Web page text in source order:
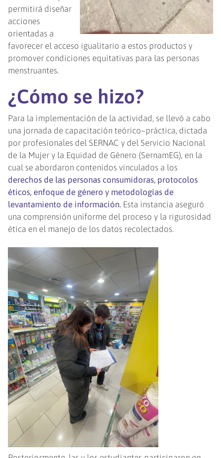
permitirá diseñar
acciones
orientadas a
favorecer el acceso igualitario a estos productos y
promover condiciones equitativas para las personas
menstruantes.
¿Cómo se hizo?
Para la implementación de la actividad, se llevó a cabo
una jornada de capacitación teórico–práctica, dictada
por profesionales del SERNAC y del Servicio Nacional
de la Mujer y la Equidad de Género (SernamEG), en la
cual se abordaron contenidos vinculados a los
derechos de las personas consumidoras, protocolos
éticos, enfoque de género y metodologías de
levantamiento de información. Esta instancia aseguró
una comprensión uniforme del proceso y la rigurosidad
ética en el manejo de los datos recolectados.